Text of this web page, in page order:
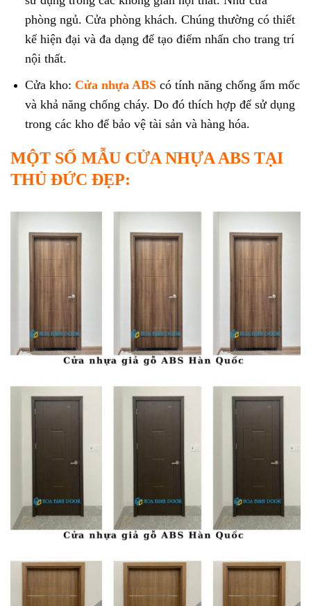
phòng ngủ. Cửa phòng khách. Chúng thường có thiết
kế hiện đại và đa dạng để tạo điểm nhấn cho trang trí
nội thất.
Cửa kho: Cửa nhựa ABScó tính năng chống ẩm mốc
và khả năng chống cháy. Do đó thích hợp để sử dụng
trong các kho để bảo vệ tài sản và hàng hóa.
MỘT SỐ MẪU CỬA NHỰA ABS TẠI
THỦ ĐỨC ĐẸP: